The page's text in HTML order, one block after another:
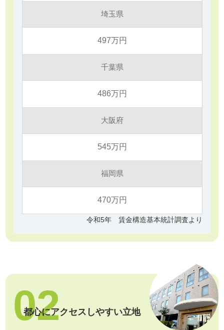
埼玉県
497万円
千葉県
486万円
大阪府
545万円
福岡県
470万円
令和5年 賃金構造基本統計調査より
02
都心にアクセスしやすい立地